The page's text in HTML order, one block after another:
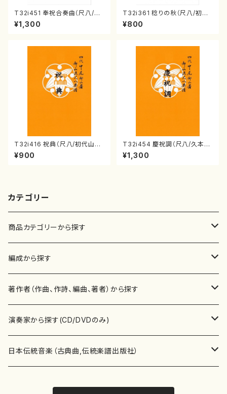
T32i451 奉祝合奏曲（尺八/久
本玄智/楽譜）都山流公刊楽譜曲
番:2158
¥1,300
T32i361 稔りの秋（尺八/初代
山川園松/楽譜） 都山流公刊楽
譜曲番:2066
¥800
T32i416 祝典（尺八/初代山川
園松/楽譜）都山流公刊楽譜曲
番:2121
¥900
T32i454 慶祝調（尺八/久本玄
智/楽譜）都山流公刊楽譜曲番:2
161
¥1,300
カテゴリー
商品カテゴリーから探す
楽譜
書籍
書籍
テキストブック
CD・DVD
チケット
編成から探す
邦楽器
箏・琴（ソロ）
箏・琴（合奏）
合唱
混声合唱
歌・声
著作者（作曲、作詩、編曲、著者）から探す
あ行
青木省三(アオキ ショウゾウ)
か行
演奏家から探す(CD/DVDのみ)
邦楽（箏、三味線、尺八等）演奏家
日本伝統音楽（古典曲,伝統楽譜出版社）